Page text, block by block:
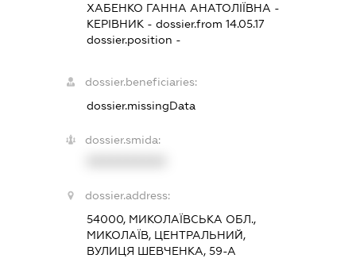
ХАБЕНКО ГАННА АНАТОЛІЇВНА -
КЕРІВНИК - dossier.from 14.05.17
dossier.position -
dossier.beneficiaries:
dossier.missingData
dossier.smida:
dossier.address:
54000, МИКОЛАЇВСЬКА ОБЛ.,
МИКОЛАЇВ, ЦЕНТРАЛЬНИЙ,
ВУЛИЦЯ ШЕВЧЕНКА, 59-А